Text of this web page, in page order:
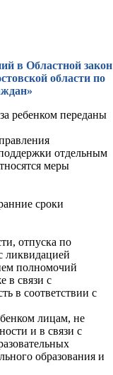
в Областной закон
области по
ребенком переданы
отдельным
меры
сроки
отпуска по
ликвидацией
полномочий
в связи с
в соответствии с
лицам, не
и в связи с
образования и